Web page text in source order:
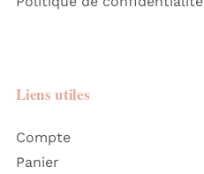
Liens utiles
Compte
Panier